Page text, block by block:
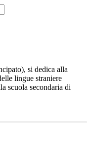
si dedica alla
lingue straniere
scuola secondaria di